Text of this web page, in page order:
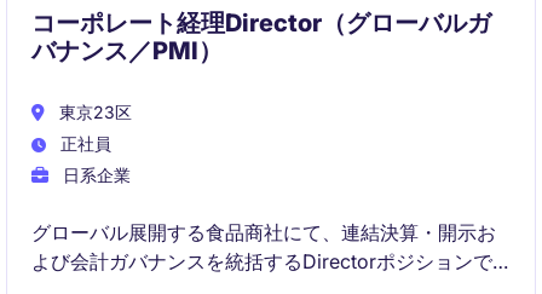
コーポレート経理Director（グローバルガ
バナンス／PMI）
東京23区
正社員
日系企業
グローバル展開する食品商社にて、連結決算・開示お
よび会計ガバナンスを統括するDirectorポジションで